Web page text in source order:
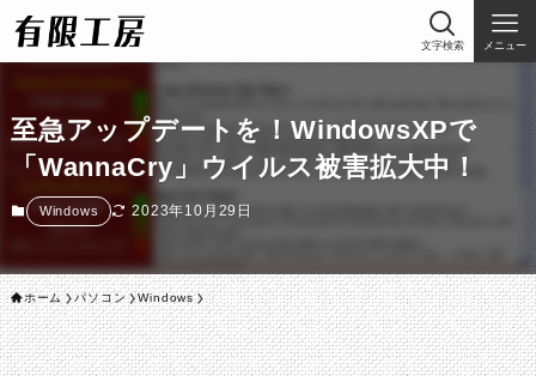
文字検索 メニュー
至急アップデートを！WindowsXPで
「WannaCry」ウイルス被害拡大中！
Windows 2023年10月29日
ホーム パソコン Windows